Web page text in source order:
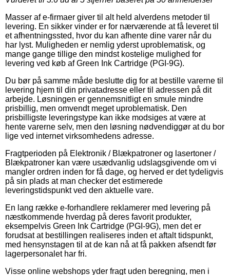
Masser af e-firmaer giver til alt held alverdens metoder til
levering. En sikker vinder er for nærværende at få leveret til
et afhentningssted, hvor du kan afhente dine varer når du
har lyst. Muligheden er nemlig yderst uproblematisk, og
mange gange tillige den mindst kostelige mulighed for
levering ved køb af Green Ink Cartridge (PGI-9G).
Du bør på samme måde beslutte dig for at bestille varerne til
levering hjem til din privatadresse eller til adressen på dit
arbejde. Løsningen er gennemsnitligt en smule mindre
prisbillig, men omvendt meget uproblematisk. Den
prisbilligste leveringstype kan ikke modsiges at være at
hente varerne selv, men den løsning nødvendiggør at du bor
lige ved internet virksomhedens adresse.
Fragtperioden på Elektronik / Blækpatroner og lasertoner /
Blækpatroner kan være usædvanlig udslagsgivende om vi
mangler ordren inden for få dage, og herved er det tydeligvis
på sin plads at man checker det estimerede
leveringstidspunkt ved den aktuelle vare.
En lang række e-forhandlere reklamerer med levering på
næstkommende hverdag på deres favorit produkter,
eksempelvis Green Ink Cartridge (PGI-9G), men det er
forudsat at bestillingen realiseres inden et aftalt tidspunkt,
med hensynstagen til at de kan nå at få pakken afsendt før
lagerpersonalet har fri.
Visse online webshops yder fragt uden beregning, men i